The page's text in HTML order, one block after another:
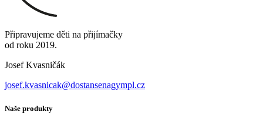
Připravujeme děti na přijímačky
od roku 2019.
Josef Kvasničák
josef.kvasnicak@dostansenagympl.cz
Naše produkty